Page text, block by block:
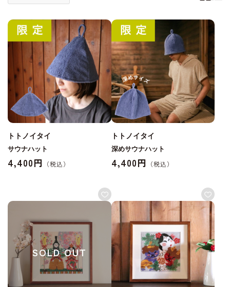
トトノイタイ
サウナハット
4,400円
トトノイタイ
深めサウナハット
4,400円
SOLD OUT